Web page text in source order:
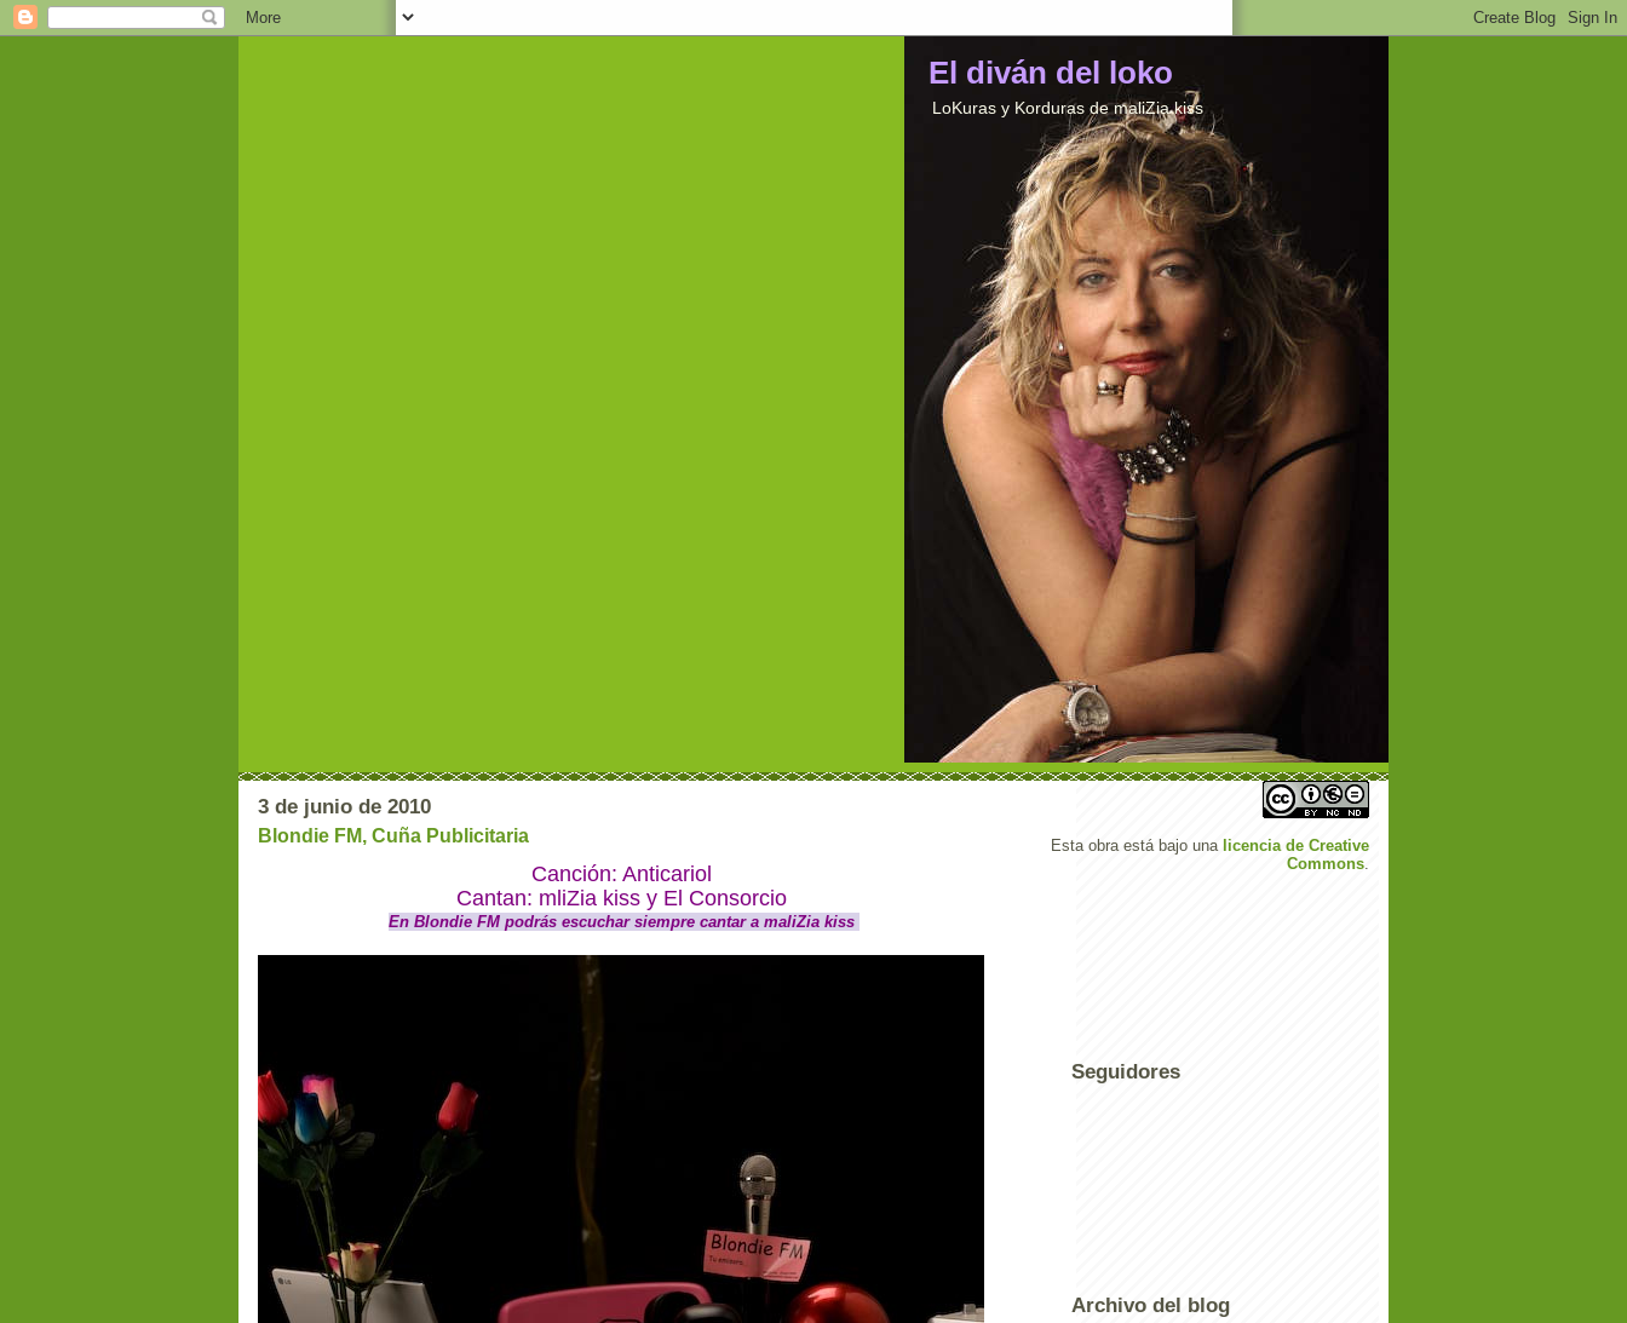
El diván del loko
LoKuras y Korduras de maliZia kiss
3 de junio de 2010
Blondie FM, Cuña Publicitaria
Canción: Anticariol
Cantan: mliZia kiss y El Consorcio
En Blondie FM podrás escuchar siempre cantar a maliZia kiss
Esta obra está bajo una licencia de Creative
Commons.
Seguidores
Archivo del blog